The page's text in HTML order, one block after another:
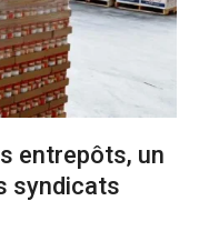
entrepôts, un
syndicats